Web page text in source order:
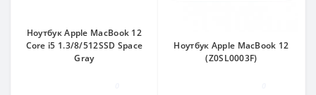
Ноутбук Apple MacBook 12
Core i5 1.3/8/512SSD Space
Gray
Ноутбук Apple MacBook 12
(Z0SL0003F)